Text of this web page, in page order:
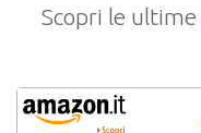
Scopri le ultime